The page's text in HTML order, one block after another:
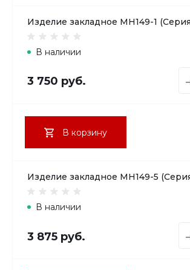
Изделие закладное МН149-1 (Серия
В наличии
3 750 руб.
В корзину
Изделие закладное МН149-5
В наличии
3 875 руб.